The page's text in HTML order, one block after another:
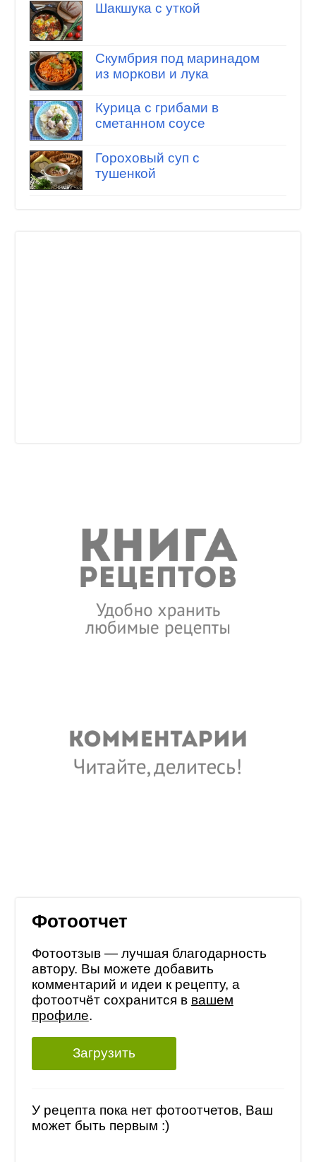
Шакшука с уткой
Скумбрия под маринадом
из моркови и лука
Курица с грибами в
сметанном соусе
Гороховый суп с
тушенкой
Фотоотчет
Фотоотзыв — лучшая благодарность
автору. Вы можете добавить
комментарий и идеи к рецепту, а
фотоотчёт сохранится в вашем
профиле.
Загрузить
У рецепта пока нет фотоотчетов, Ваш
может быть первым :)